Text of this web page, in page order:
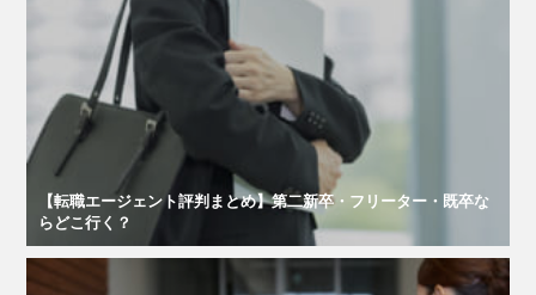
【転職エージェント評判まとめ】第二新卒・フリーター・既卒な
らどこ行く？